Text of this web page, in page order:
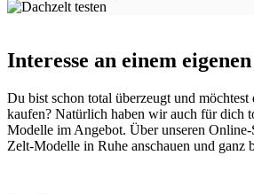
Interesse an einem
Du bist schon total überzeugt und möchtest
kaufen? Natürlich haben wir auch für dich
Modelle im Angebot. Über unseren
Zelt-Modelle in Ruhe anschauen und ganz